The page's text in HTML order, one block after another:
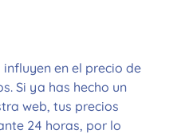
en el precio de
Si ya has hecho un
web, tus precios
24 horas, por lo